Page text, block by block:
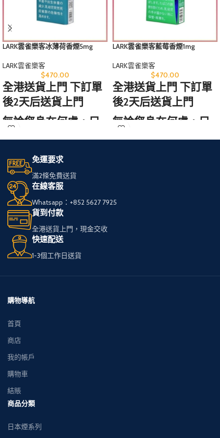
LARK雲雀樂客冰薄荷香煙5mg
LARK雲雀樂客
$470.00
全港送貨上門 下訂單
後2天后送貨上門
無論您身在何處，只
需訪問我們的網站，
輕鬆選購心儀的免稅
煙。
我們服務全港，送貨
快速可靠，
讓您享受高品質私
煙。
多種品牌和款式供您
選擇，
下單簡便，接受現金
LARK雲雀樂客藍莓香煙1mg
LARK雲雀樂客
$470.00
全港送貨上門 下訂單
後2天后送貨上門
無論您身在何處，只
需訪問我們的網站，
快速可靠，
選擇，
免運要求
滿2條免費送貨
在線客服
Whatsapp：+852 5627 7925
貨到付款
全港送貨上門，現金交收
快速配送
1-3個工作日送貨
購物導航
首頁
商店
我的帳戶
購物車
結賬
商品分類
日本煙系列